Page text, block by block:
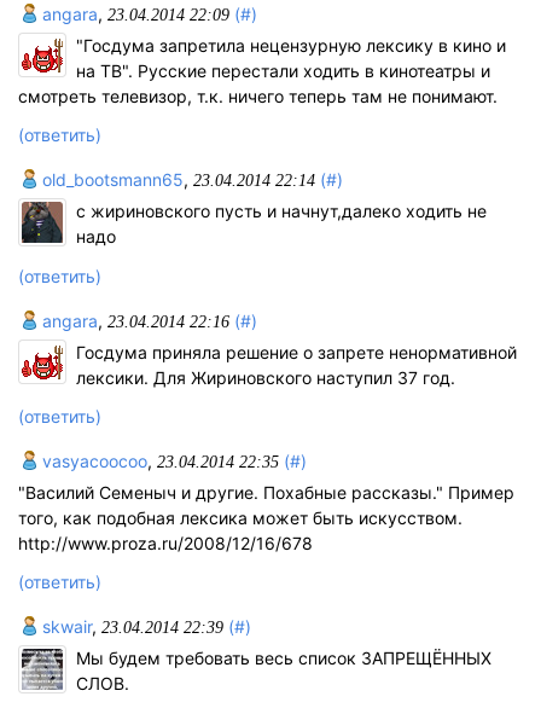
angara, 23.04.2014 22:09 (#)
"Госдума запретила нецензурную лексику в кино и
на ТВ". Русские перестали ходить в кинотеатры и
смотреть телевизор, т.к. ничего теперь там не понимают.
(ответить)
old_bootsmann65, 23.04.2014 22:14 (#)
с жириновского пусть и начнут,далеко ходить не
надо
(ответить)
angara, 23.04.2014 22:16 (#)
Госдума приняла решение о запрете ненормативной
лексики. Для Жириновского наступил 37 год.
(ответить)
vasyacoocoo, 23.04.2014 22:35 (#)
"Василий Семеныч и другие. Похабные рассказы." Пример
того, как подобная лексика может быть искусством.
http://www.proza.ru/2008/12/16/678
(ответить)
skwair, 23.04.2014 22:39 (#)
Мы будем требовать весь список ЗАПРЕЩЁННЫХ
СЛОВ.